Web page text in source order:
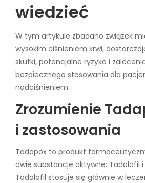
wiedzieć
W tym artykule zbadano związek
wysokim ciśnieniem krwi,
skutki, potencjalne ryzyko i
bezpiecznego stosowania dla
nadciśnieniem.
Zrozumienie
i zastosowania
Tadapox to produkt
dwie substancje aktywne: Tadalafil
Tadalafil stosuje się głównie w